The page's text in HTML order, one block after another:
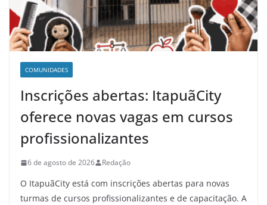
COMUNIDADES
Inscrições abertas: ItapuãCity
oferece novas vagas em cursos
profissionalizantes
6 de agosto de 2026 Redação
O ItapuãCity está com inscrições abertas para novas
turmas de cursos profissionalizantes e de capacitação. A